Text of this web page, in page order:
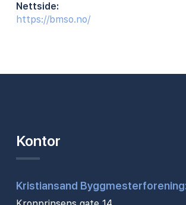
Nettside:
https://bmso.no/
Kontor
Kristiansand